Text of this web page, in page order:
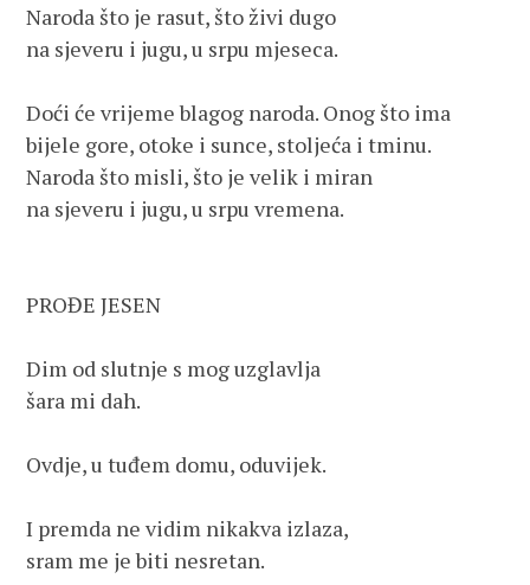
Naroda što je rasut, što živi dugo
na sjeveru i jugu, u srpu mjeseca.
Doći će vrijeme blagog naroda. Onog što ima
bijele gore, otoke i sunce, stoljeća i tminu.
Naroda što misli, što je velik i miran
na sjeveru i jugu, u srpu vremena.
PROĐE JESEN
Dim od slutnje s mog uzglavlja
šara mi dah.
Ovdje, u tuđem domu, oduvijek.
I premda ne vidim nikakva izlaza,
sram me je biti nesretan.